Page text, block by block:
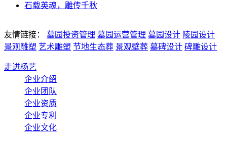
石载英魂，雕传千秋
友情链接： 墓园投资管理 墓园运营管理 墓园设计 陵园设计
景观雕塑 艺术雕塑 节地生态葬 景观壁葬 墓碑设计 碑雕设计
走进杨艺
企业介绍
企业团队
企业资质
企业专利
企业文化